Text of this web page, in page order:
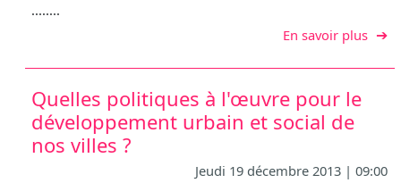
........
En savoir plussur
Quelles politiques à l'œuvre pour le
développement urbain et social de
nos villes ?
Jeudi 19 décembre 2013 | 09:00